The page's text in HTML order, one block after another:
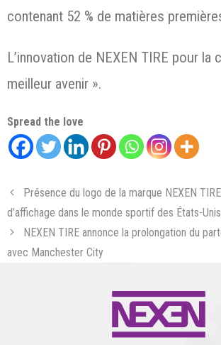
contenant 52 % de matières
L’innovation de NEXEN TIRE pour la
meilleur avenir ».
Spread the love
Présence du logo de la marque NEXEN
d’affichage dans le monde sportif des États-Unis
NEXEN TIRE annonce la prolongation du
avec Manchester City